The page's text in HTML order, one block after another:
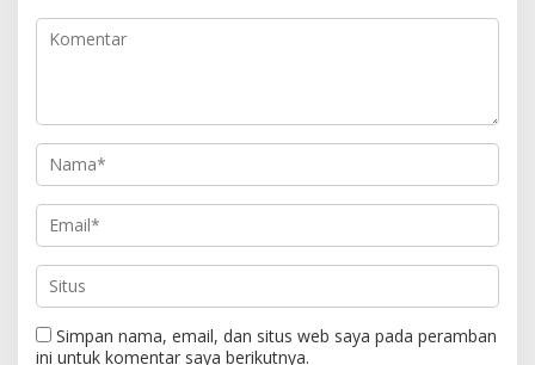
Simpan nama, email, dan situs web saya pada peramban
ini untuk komentar saya berikutnya.